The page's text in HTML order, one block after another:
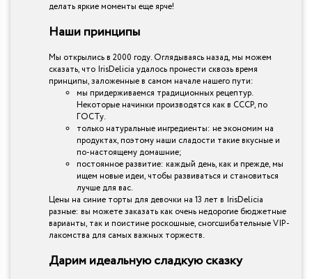
делать яркие моменты еще ярче!
Наши принципы
Мы открылись в 2000 году. Оглядываясь назад, мы можем
сказать, что IrisDelicia удалось пронести сквозь время
принципы, заложенные в самом начале нашего пути:
мы придерживаемся традиционных рецептур.
Некоторые начинки производятся как в СССР, по
ГОСТу.
только натуральные ингредиенты: не экономим на
продуктах, поэтому наши сладости такие вкусные и
по-настоящему домашние;
постоянное развитие: каждый день, как и прежде, мы
ищем новые идеи, чтобы развиваться и становиться
лучше для вас.
Цены на синие торты для девочки на 13 лет в IrisDelicia
разные: вы можете заказать как очень недорогие бюджетные
варианты, так и поистине роскошные, сногсшибательные VIP-
лакомства для самых важных торжеств.
Дарим идеальную сладкую сказку